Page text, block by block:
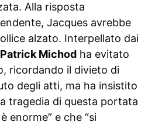
Alla risposta
Jacques avrebbe
alzato. Interpellato dai
Patrick Michod ha evitato
ricordando il divieto di
degli atti, ma ha insistito
tragedia di questa portata
enorme” e che “si